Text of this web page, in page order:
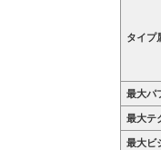
タイプ
最大パ
最大テ
最大ビ